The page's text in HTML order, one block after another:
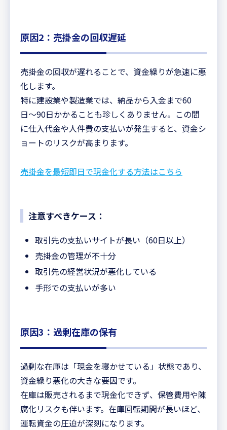
原因2：売掛金の回収遅延
売掛金の回収が遅れることで、資金繰りが急速に悪
化します。
特に建設業や製造業では、納品から入金まで60
日〜90日かかることも珍しくありません。この間
に仕入代金や人件費の支払いが発生すると、資金シ
ョートのリスクが高まります。
売掛金を最短即日で現金化する方法はこちら
注意すべきケース：
取引先の支払いサイトが長い（60日以上）
売掛金の管理が不十分
取引先の経営状況が悪化している
手形での支払いが多い
原因3：過剰在庫の保有
過剰な在庫は「現金を寝かせている」状態であり、
資金繰り悪化の大きな要因です。
在庫は販売されるまで現金化できず、保管費用や陳
腐化リスクも伴います。在庫回転期間が長いほど、
運転資金の圧迫が深刻になります。